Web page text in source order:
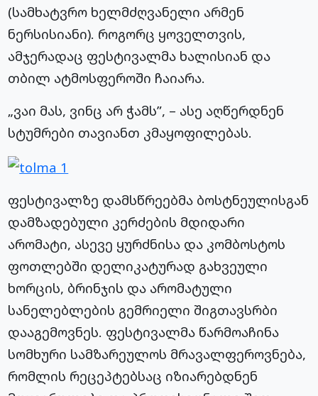
(სამხატვრო ხელმძღვანელი არმენ
ნერსისიანი). როგორც ყოველთვის,
ამჯერადაც ფესტივალმა ხალისიან და
თბილ ატმოსფეროში ჩაიარა.
„ვაი მას, ვინც არ ჭამს”, – ასე აღწერდნენ
სტუმრები თავიანთ კმაყოფილებას.
ფესტივალზე დამსწრეებმა ბოსტნეულისგან
დამზადებული კერძების მდიდარი
არომატი, ასევე ყურძნისა და კომბოსტოს
ფოთლებში დელიკატურად გახვეული
ხორცის, ბრინჯის და არომატული
სანელებლების გემრიელი შიგთავსრბი
დააგემოვნეს. ფესტივალმა წარმოაჩინა
სომხური სამზარეულოს მრავალფეროვნება,
რომლის რეცეპტებსაც იზიარებდნენ